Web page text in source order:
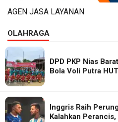
AGEN JASA LAYANAN
OLAHRAGA
DPD PKP Nias
Bola Voli Putra
Inggris Raih
Kalahkan